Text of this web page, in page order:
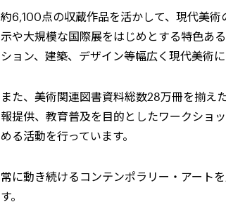
約6,100点の収蔵作品を活かして、現代美
示や大規模な国際展をはじめとする特色あ
ション、建築、デザイン等幅広く現代美術
また、美術関連図書資料総数28万冊を揃え
報提供、教育普及を目的としたワークショ
める活動を行っています。
常に動き続けるコンテンポラリー・アート
す。